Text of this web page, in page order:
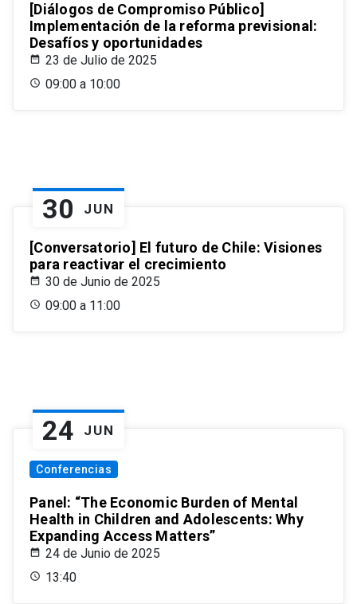
[Diálogos de Compromiso Público]
Implementación de la reforma previsional:
Desafíos y oportunidades
23 de Julio de 2025
09:00 a 10:00
30 JUN
[Conversatorio] El futuro de Chile: Visiones
para reactivar el crecimiento
30 de Junio de 2025
09:00 a 11:00
24 JUN
Conferencias
Panel: “The Economic Burden of Mental
Health in Children and Adolescents: Why
Expanding Access Matters”
24 de Junio de 2025
13:40